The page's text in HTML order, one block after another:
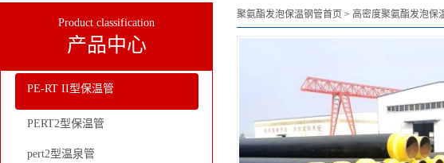
Product classification
产品中心
PE-RT II型保温管
PERT2型保温管
pert2型温泉管
聚氨酯发泡保温钢管首页 > 高密度聚氨酯发泡保